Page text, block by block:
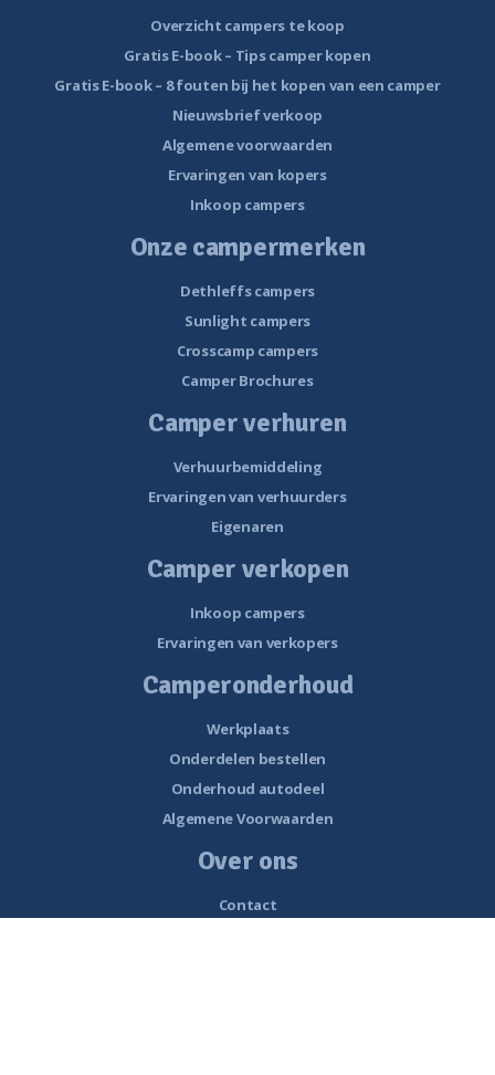
Overzicht campers te koop
Gratis E-book – Tips camper kopen
Gratis E-book – 8 fouten bij het kopen van een camper
Nieuwsbrief verkoop
Algemene voorwaarden
Ervaringen van kopers
Inkoop campers
Onze campermerken
Dethleffs campers
Sunlight campers
Crosscamp campers
Camper Brochures
Camper verhuren
Verhuurbemiddeling
Ervaringen van verhuurders
Eigenaren
Camper verkopen
Inkoop campers
Ervaringen van verkopers
Camperonderhoud
Werkplaats
Onderdelen bestellen
Onderhoud autodeel
Algemene Voorwaarden
Over ons
Contact